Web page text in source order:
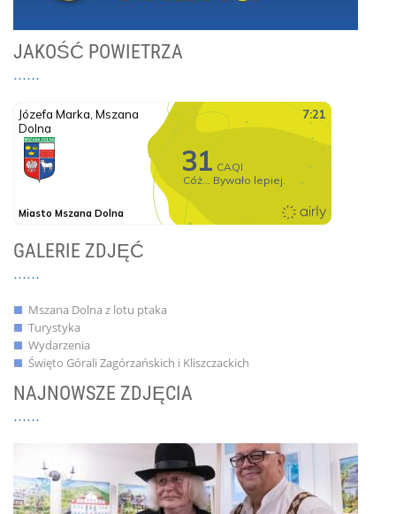
JAKOŚĆ POWIETRZA
GALERIE ZDJĘĆ
Mszana Dolna z lotu ptaka
Turystyka
Wydarzenia
Święto Górali Zagórzańskich i Kliszczackich
NAJNOWSZE ZDJĘCIA